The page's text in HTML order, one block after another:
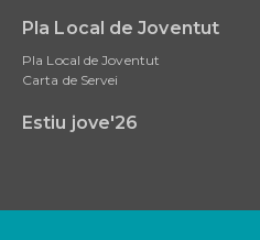
Pla Local de Joventut
Pla Local de Joventut
Carta de Servei
Estiu jove'26